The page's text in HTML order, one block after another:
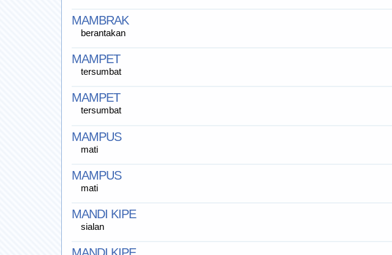
MAMBRAK
berantakan
MAMPET
tersumbat
MAMPET
tersumbat
MAMPUS
mati
MAMPUS
mati
MANDI KIPE
sialan